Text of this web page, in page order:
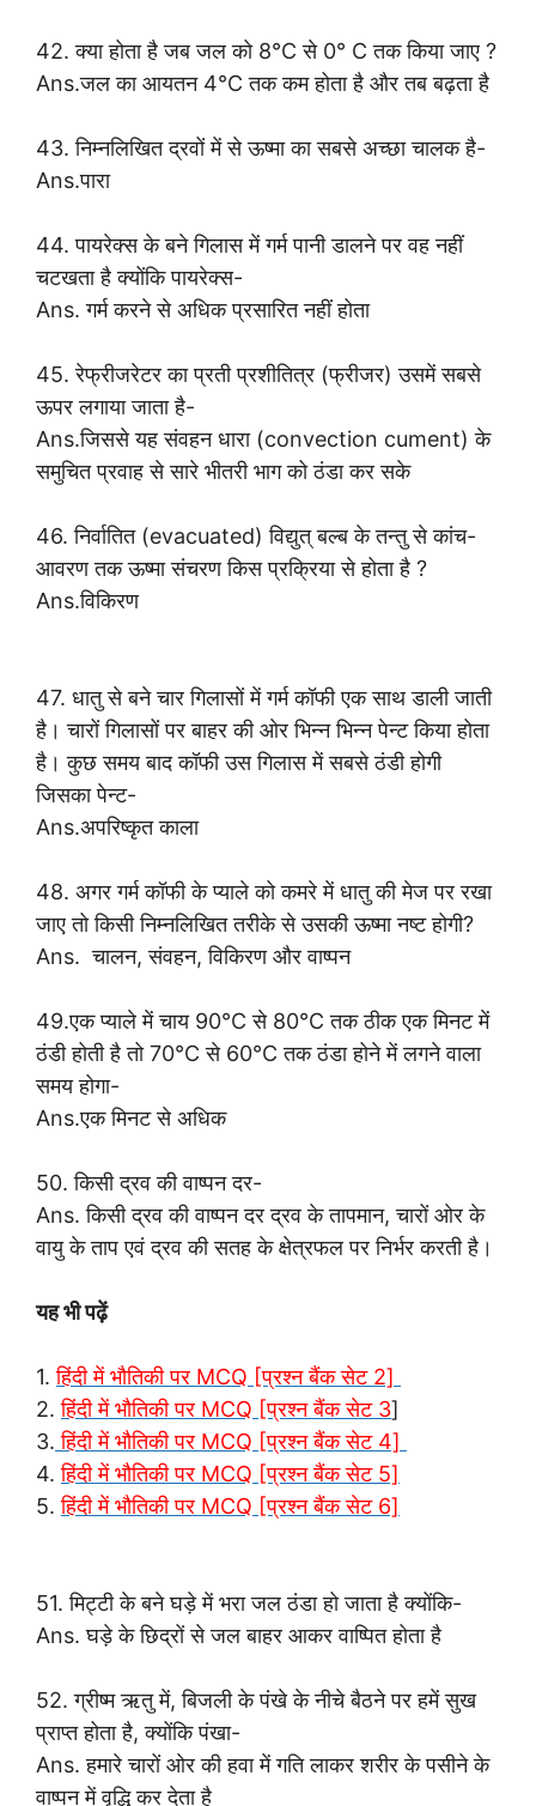
42. क्या होता है जब जल को 8°C से 0° C तक किया जाए ?
Ans.जल का आयतन 4°C तक कम होता है और तब बढ़ता है
43. निम्नलिखित द्रवों में से ऊष्मा का सबसे अच्छा चालक है-
Ans.पारा
44. पायरेक्स के बने गिलास में गर्म पानी डालने पर वह नहीं
चटखता है क्योंकि पायरेक्स-
Ans. गर्म करने से अधिक प्रसारित नहीं होता
45. रेफ्रीजरेटर का प्रती प्रशीतित्र (फ्रीजर) उसमें सबसे
ऊपर लगाया जाता है-
Ans.जिससे यह संवहन धारा (convection cument) के
समुचित प्रवाह से सारे भीतरी भाग को ठंडा कर सके
46. निर्वातित (evacuated) विद्युत् बल्ब के तन्तु से कांच-
आवरण तक ऊष्मा संचरण किस प्रक्रिया से होता है ?
Ans.विकिरण
47. धातु से बने चार गिलासों में गर्म कॉफी एक साथ डाली जाती
है। चारों गिलासों पर बाहर की ओर भिन्न भिन्न पेन्ट किया होता
है। कुछ समय बाद कॉफी उस गिलास में सबसे ठंडी होगी
जिसका पेन्ट-
Ans.अपरिष्कृत काला
48. अगर गर्म कॉफी के प्याले को कमरे में धातु की मेज पर रखा
जाए तो किसी निम्नलिखित तरीके से उसकी ऊष्मा नष्ट होगी?
Ans. चालन, संवहन, विकिरण और वाष्पन
49.एक प्याले में चाय 90°C से 80°C तक ठीक एक मिनट में
ठंडी होती है तो 70°C से 60°C तक ठंडा होने में लगने वाला
समय होगा-
Ans.एक मिनट से अधिक
50. किसी द्रव की वाष्पन दर-
Ans. किसी द्रव की वाष्पन दर द्रव के तापमान, चारों ओर के
वायु के ताप एवं द्रव की सतह के क्षेत्रफल पर निर्भर करती है।
यह भी पढ़ें
1.हिंदी में भौतिकी पर MCQ [प्रश्न बैंक सेट 2]
2.हिंदी में भौतिकी पर MCQ [प्रश्न बैंक सेट 3]
3. हिंदी में भौतिकी पर MCQ [प्रश्न बैंक सेट 4]
4.हिंदी में भौतिकी पर MCQ [प्रश्न बैंक सेट 5]
5.हिंदी में भौतिकी पर MCQ [प्रश्न बैंक सेट 6]
51. मिट्टी के बने घड़े में भरा जल ठंडा हो जाता है क्योंकि-
Ans. घड़े के छिद्रों से जल बाहर आकर वाष्पित होता है
52. ग्रीष्म ऋतु में, बिजली के पंखे के नीचे बैठने पर हमें सुख
प्राप्त होता है, क्योंकि पंखा-
Ans. हमारे चारों ओर की हवा में गति लाकर शरीर के पसीने के
वाष्पन में वृद्धि कर देता है